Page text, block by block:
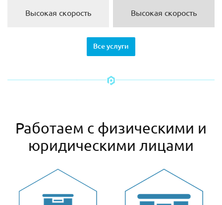
Высокая скорость
Высокая скорость
Все услуги
Работаем с физическими и
юридическими лицами